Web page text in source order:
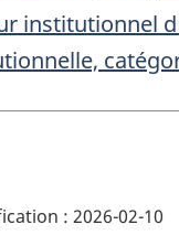
institutionnel
: 2026-02-10